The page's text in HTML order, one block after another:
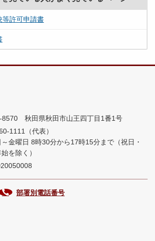
等許可申請書
8570 秋田県秋田市山王四丁目1番1号
1111（代表）
～金曜日 8時30分から17時15分まで （祝日・
を除く）
部署別電話番号